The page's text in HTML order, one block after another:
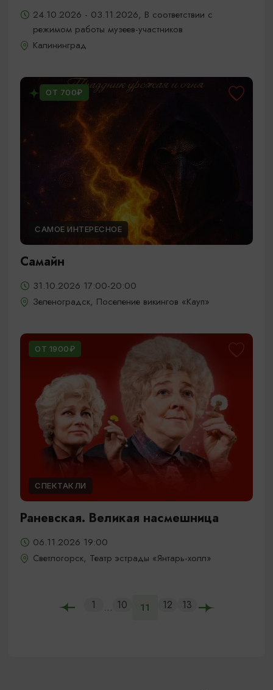
24.10.2026 - 03.11.2026, В соответствии с
режимом работы музеев-участников
Калининград
ОТ 700₽
САМОЕ ИНТЕРЕСНОЕ
Самайн
31.10.2026 17:00-20:00
Зеленоградск, Поселение викингов «Кауп»
ОТ 1900₽
СПЕКТАКЛИ
Раневская. Великая насмешница
06.11.2026 19:00
Светлогорск, Театр эстрады «Янтарь-холл»
1 ... 10 11 12 13